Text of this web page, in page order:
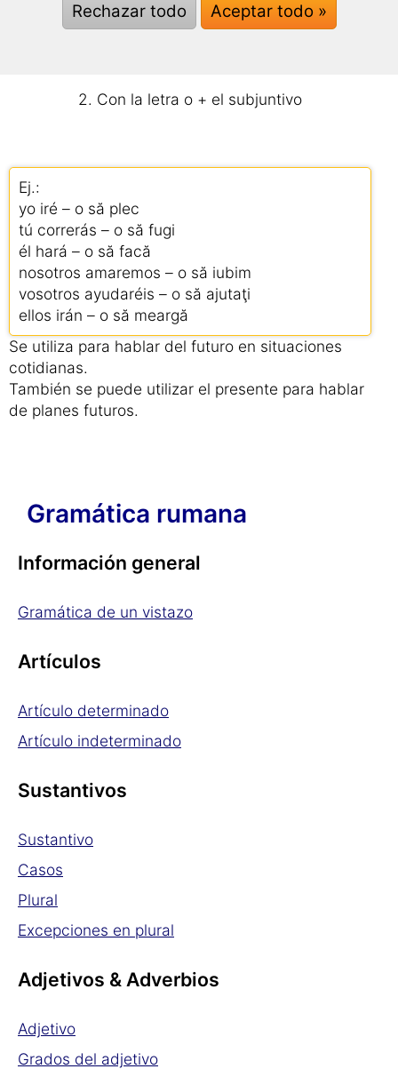
ellos irán – au să meargă
2. Con la letra o + el subjuntivo
Ej.:
yo iré – o să plec
tú correrás – o să fugi
él hará – o să facă
nosotros amaremos – o să iubim
vosotros ayudaréis – o să ajutaţi
ellos irán – o să meargă
Se utiliza para hablar del futuro en situaciones
cotidianas.
También se puede utilizar el presente para hablar
de planes futuros.
Gramática rumana
Información general
Gramática de un vistazo
Artículos
Artículo determinado
Artículo indeterminado
Sustantivos
Sustantivo
Casos
Plural
Excepciones en plural
Adjetivos & Adverbios
Adjetivo
Grados del adjetivo
Rechazar todo Aceptar todo »